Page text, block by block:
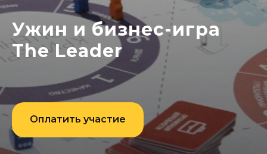
Ужин и бизнес-игра
The Leader
Оплатить участие